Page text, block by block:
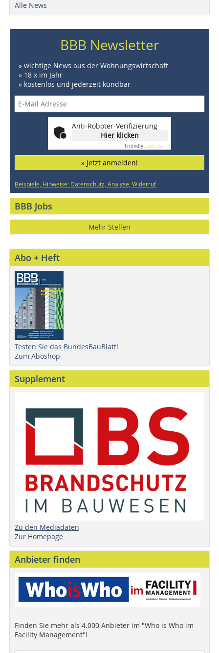
Alle News
BBB Newsletter
» wichtige News aus der Wohnungswirtschaft
» 18 x im Jahr
» kostenlos und jederzeit kündbar
Anti-Roboter-Verifizierung
Hier klicken
FriendlyCaptcha ⇗
» Jetzt anmelden!
Beispiele, Hinweise: Datenschutz, Analyse, Widerruf
BBB Jobs
Mehr Stellen
Abo + Heft
Testen Sie das BundesBauBlatt!
Zum Aboshop
Supplement
Zu den Mediadaten
Zur Homepage
Anbieter finden
Finden Sie mehr als 4.000 Anbieter im "Who is Who im
Facility Management"!